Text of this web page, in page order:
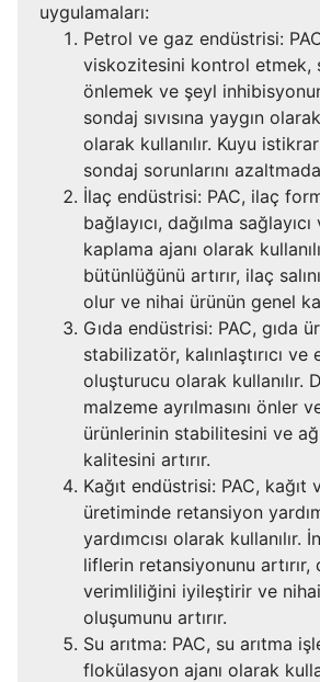
uygulamaları:
Petrol ve gaz endüstrisi:
viskozitesini kontrol etmek,
önlemek ve şeyl
sondaj sıvısına yaygın
olarak kullanılır. Kuyu
sondaj sorunlarını
İlaç endüstrisi: PAC, ilaç
bağlayıcı, dağılma
kaplama ajanı olarak
bütünlüğünü artırır, ilaç
olur ve nihai ürünün genel
Gıda endüstrisi: PAC, gıda
stabilizatör, kalınlaştırıcı ve
oluşturucu olarak kullanılır.
malzeme ayrılmasını önler
ürünlerinin stabilitesini ve
kalitesini artırır.
Kağıt endüstrisi: PAC, kağıt
üretiminde retansiyon
yardımcısı olarak kullanılır.
liflerin retansiyonunu artırır,
verimliliğini iyileştirir ve
oluşumunu artırır.
Su arıtma: PAC, su arıtma
flokülasyon ajanı olarak